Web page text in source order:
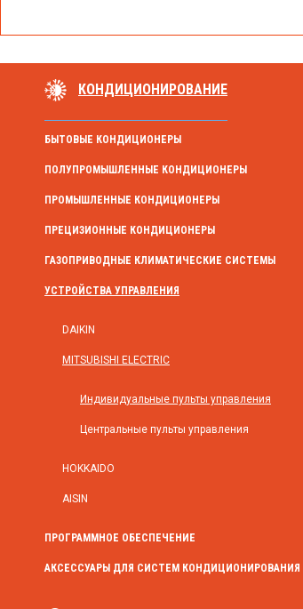
КОНДИЦИОНИРОВАНИЕ
БЫТОВЫЕ КОНДИЦИОНЕРЫ
ПОЛУПРОМЫШЛЕННЫЕ КОНДИЦИОНЕРЫ
ПРОМЫШЛЕННЫЕ КОНДИЦИОНЕРЫ
ПРЕЦИЗИОННЫЕ КОНДИЦИОНЕРЫ
ГАЗОПРИВОДНЫЕ КЛИМАТИЧЕСКИЕ СИСТЕМЫ
УСТРОЙСТВА УПРАВЛЕНИЯ
DAIKIN
MITSUBISHI ELECTRIC
Индивидуальные пульты управления
Центральные пульты управления
HOKKAIDO
AISIN
ПРОГРАММНОЕ ОБЕСПЕЧЕНИЕ
АКСЕССУАРЫ ДЛЯ СИСТЕМ КОНДИЦИОНИРОВАНИЯ